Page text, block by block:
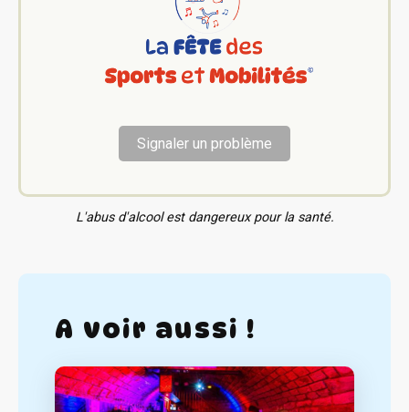
Signaler un problème
L'abus d'alcool est dangereux pour la santé.
A voir aussi !